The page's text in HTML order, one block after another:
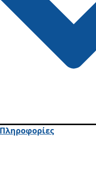
Πληροφορίες